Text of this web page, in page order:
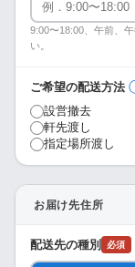
9:00〜18:00、午前、
い。
ご希望の配送方法
設営撤去
軒先渡し
指定場所渡し
お届け先住所
配送先の種別 必須